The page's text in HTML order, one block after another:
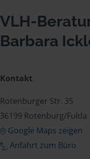
VLH-
Barbara
Kontakt
Rotenburger Str. 35
36199 Rotenburg/Fulda
Google Maps zeigen
Anfahrt zum Büro